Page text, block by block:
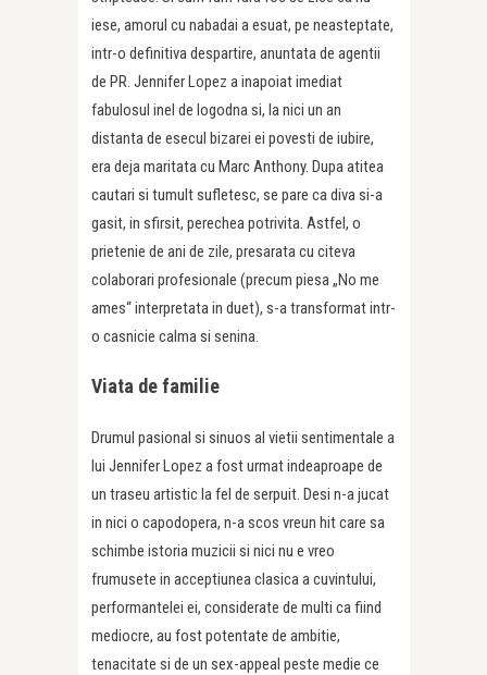
iese, amorul cu nabadai a esuat, pe neasteptate,
intr-o definitiva despartire, anuntata de agentii
de PR. Jennifer Lopez a inapoiat imediat
fabulosul inel de logodna si, la nici un an
distanta de esecul bizarei ei povesti de iubire,
era deja maritata cu Marc Anthony. Dupa atitea
cautari si tumult sufletesc, se pare ca diva si-a
gasit, in sfirsit, perechea potrivita. Astfel, o
prietenie de ani de zile, presarata cu citeva
colaborari profesionale (precum piesa „No me
ames“ interpretata in duet), s-a transformat intr-
o casnicie calma si senina.
Viata de familie
Drumul pasional si sinuos al vietii sentimentale a
lui Jennifer Lopez a fost urmat indeaproape de
un traseu artistic la fel de serpuit. Desi n-a jucat
in nici o capodopera, n-a scos vreun hit care sa
schimbe istoria muzicii si nici nu e vreo
frumusete in acceptiunea clasica a cuvintului,
performantelei ei, considerate de multi ca fiind
mediocre, au fost potentate de ambitie,
tenacitate si de un sex-appeal peste medie ce